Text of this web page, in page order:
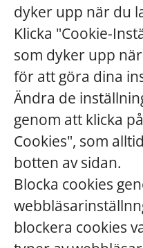
dyker upp när du
Klicka "Cookie-
som dyker upp
för att göra dina
Ändra de
genom att klicka
Cookies", som
botten av sidan.
Blocka cookies
blockera cookies